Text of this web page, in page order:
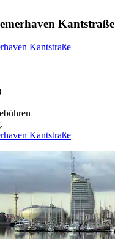
Kantstraße
Kantstraße
Kantstraße